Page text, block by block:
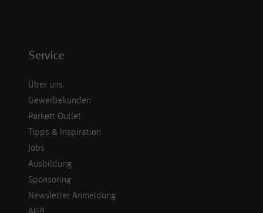
Service
Über uns
Gewerbekunden
Parkett Outlet
Tipps & Inspiration
Jobs
Ausbildung
Sponsoring
Newsletter Anmeldung